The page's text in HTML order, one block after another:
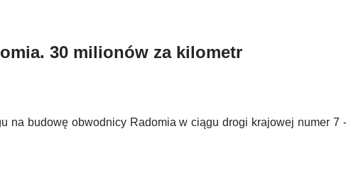
30 milionów za kilometr
na budowę obwodnicy Radomia w ciągu drogi krajowej numer 7